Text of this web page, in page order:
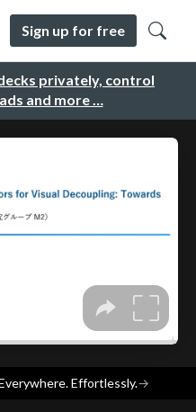
privately, control
and more …
Sign up for free
Effortlessly.→